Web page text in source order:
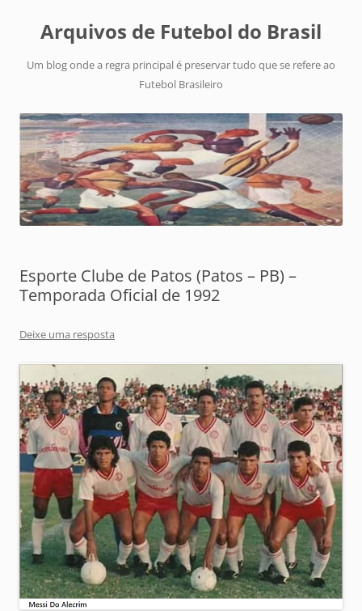
Arquivos de Futebol do Brasil
Um blog onde a regra principal é preservar tudo que se refere ao
Futebol Brasileiro
Esporte Clube de Patos (Patos – PB) –
Temporada Oficial de 1992
Deixe uma resposta